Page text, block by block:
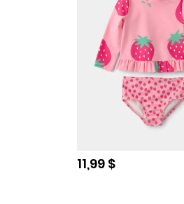
Prix de solde
11,99 $